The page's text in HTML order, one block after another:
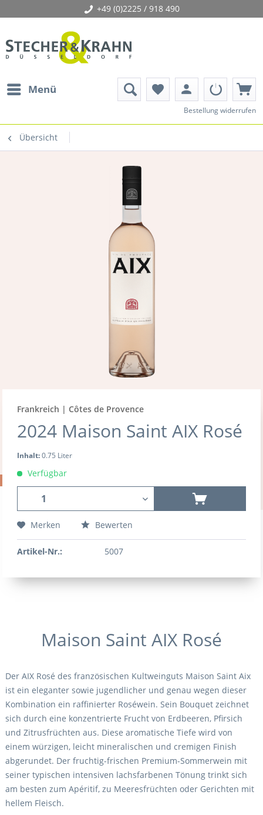
+49 (0)2225 / 918 490
Menü favorite person
Bestellung widerrufen
Übersicht
Frankreich | Côtes de Provence
2024 Maison Saint AIX Rosé
Inhalt:0.75 Liter
Verfügbar
Merken Bewerten
Artikel-Nr.: 5007
Maison Saint AIX Rosé
Der AIX Rosé des französischen Kultweinguts Maison Saint Aix
ist ein eleganter sowie jugendlicher und genau wegen dieser
Kombination ein raffinierter Roséwein. Sein Bouquet zeichnet
sich durch eine konzentrierte Frucht von Erdbeeren, Pfirsich
und Zitrusfrüchten aus. Diese aromatische Tiefe wird von
einem würzigen, leicht mineralischen und cremigen Finish
abgerundet. Der fruchtig-frischen Premium-Sommerwein mit
seiner typischen intensiven lachsfarbenen Tönung trinkt sich
am besten zum Apéritif, zu Meeresfrüchten oder Gerichten mit
hellem Fleisch.